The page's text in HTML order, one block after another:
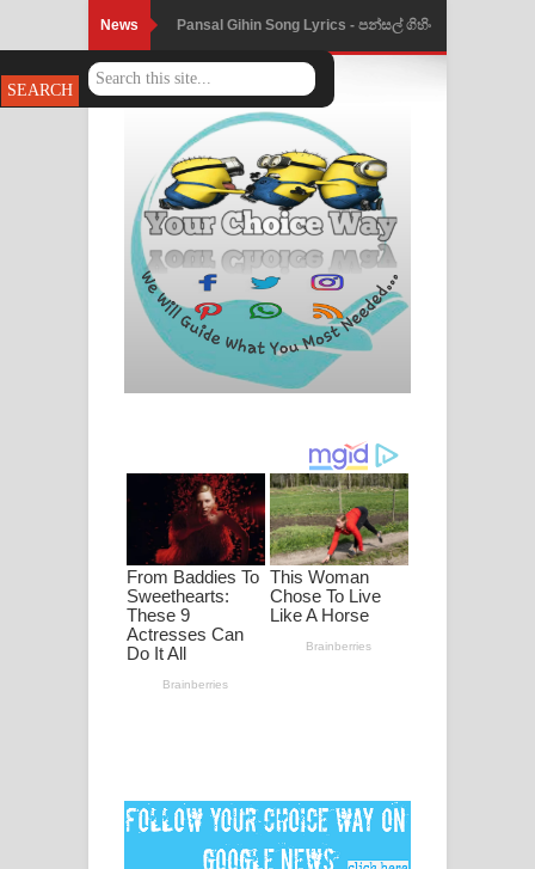
News Pansal Gihin Song Lyrics - පන්සල් ගිහිං
ගීතයේ පද පෙළ
Ankeliya Song Lyrics - අංකෙළිය ගීතයේ
පද පෙළ
DEAR GOD Song Lyrics - ඩියර් ගෝඩ්
ගීතයේ පද පෙළ
MANAMALA KATHA Song Lyrics -
මනමාල කතා ගීතයේ පද පෙළ
2026 football world cup song lyrics
Lassana Amma Song Lyrics - ලස්සන
අම්මා ගීතයේ පද පෙළ
Gemak Deela Song Lyrics - ගේමක් දීලා
ගීතයේ පද පෙළ
Numba Dun Aadare Song Lyrics - නුඹ